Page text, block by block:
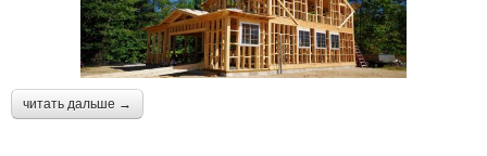
читать дальше →